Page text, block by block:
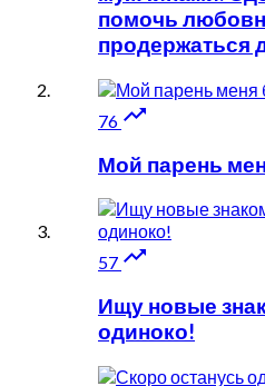
помочь
продержаться
76 
Мой парень
57 
Ищу новые
одиноко!